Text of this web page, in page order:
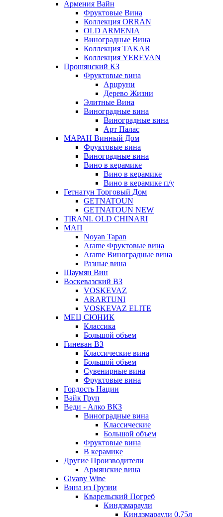
Армения Вайн
Фруктовые Вина
Коллекция ORRAN
OLD ARMENIA
Виноградные Вина
Коллекция TAKAR
Коллекция YEREVAN
Прошянский КЗ
Фруктовые вина
Арцруни
Дерево Жизни
Элитные Вина
Виноградные вина
Виноградные вина
Арт Палас
МАРАН Винный Дом
Фруктовые вина
Виноградные вина
Вино в керамике
Вино в керамике
Вино в керамике п/у
Гетнатун Торговый Дом
GETNATOUN
GETNATOUN NEW
TIRANI. OLD CHINARI
МАП
Noyan Tapan
Arame Фруктовые вина
Arame Виноградные вина
Разные вина
Шаумян Вин
Воскевазский ВЗ
VOSKEVAZ
ARARTUNI
VOSKEVAZ ELITE
МЕЦ СЮНИК
Классика
Большой объем
Гиневан ВЗ
Классические вина
Большой объем
Сувенирные вина
Фруктовые вина
Гордость Нации
Вайк Груп
Веди - Алко ВКЗ
Виноградные вина
Классические
Большой объем
Фруктовые вина
В керамике
Другие Производители
Армянские вина
Givany Wine
Вина из Грузии
Кварельский Погреб
Киндзмараули
Киндзмараули 0,75л